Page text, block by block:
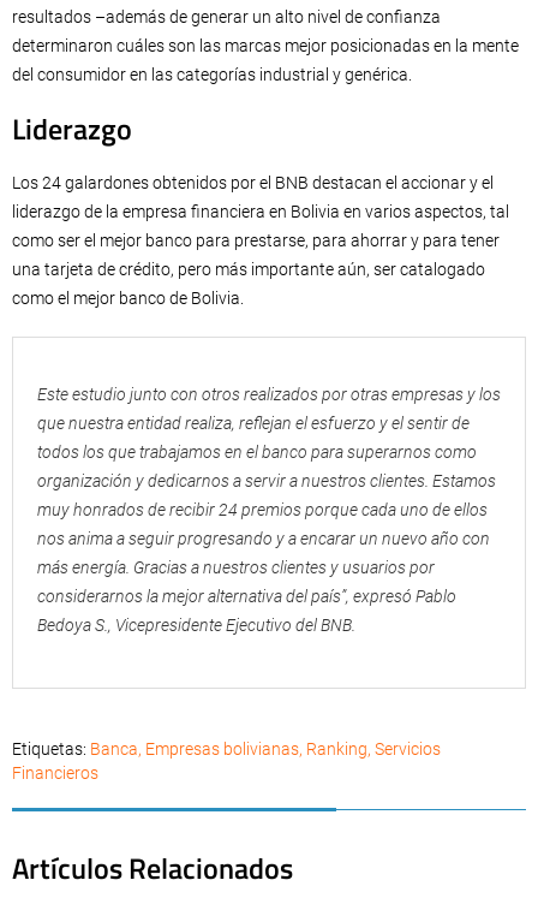
resultados –además de generar un alto nivel de confianza
determinaron cuáles son las marcas mejor posicionadas en la mente
del consumidor en las categorías industrial y genérica.
Liderazgo
Los 24 galardones obtenidos por el BNB destacan el accionar y el
liderazgo de la empresa financiera en Bolivia en varios aspectos, tal
como ser el mejor banco para prestarse, para ahorrar y para tener
una tarjeta de crédito, pero más importante aún, ser catalogado
como el mejor banco de Bolivia.
Este estudio junto con otros realizados por otras empresas y los
que nuestra entidad realiza, reflejan el esfuerzo y el sentir de
todos los que trabajamos en el banco para superarnos como
organización y dedicarnos a servir a nuestros clientes. Estamos
muy honrados de recibir 24 premios porque cada uno de ellos
nos anima a seguir progresando y a encarar un nuevo año con
más energía. Gracias a nuestros clientes y usuarios por
considerarnos la mejor alternativa del país”, expresó Pablo
Bedoya S., Vicepresidente Ejecutivo del BNB.
Etiquetas: Banca, Empresas bolivianas, Ranking, Servicios
Financieros
Artículos Relacionados